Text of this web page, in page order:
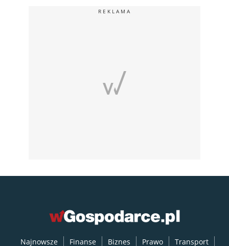
REKLAMA
Najnowsze Finanse Biznes Prawo Transport